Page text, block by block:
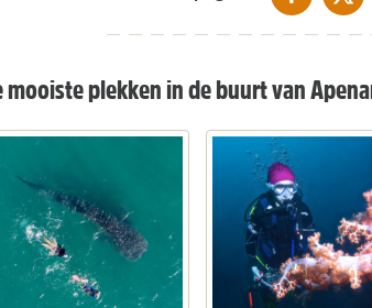
mooiste plekken in de buurt van